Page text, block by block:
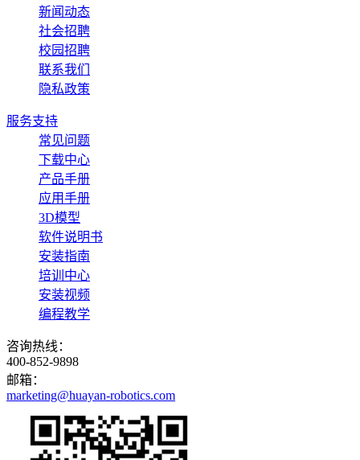
新闻动态
社会招聘
校园招聘
联系我们
隐私政策
服务支持
常见问题
下载中心
产品手册
应用手册
3D模型
软件说明书
安装指南
培训中心
安装视频
编程教学
咨询热线：
400-852-9898
邮箱：
marketing@huayan-robotics.com